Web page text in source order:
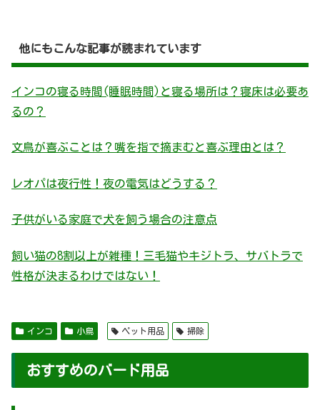
他にもこんな記事が読まれています
インコの寝る時間(睡眠時間)と寝る場所は？寝床は必要あ
るの？
文鳥が喜ぶことは？嘴を指で摘まむと喜ぶ理由とは？
レオパは夜行性！夜の電気はどうする？
子供がいる家庭で犬を飼う場合の注意点
飼い猫の8割以上が雑種！三毛猫やキジトラ、サバトラで
性格が決まるわけではない！
インコ 小鳥 ペット用品 掃除
おすすめのバード用品